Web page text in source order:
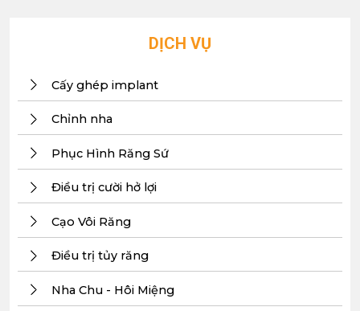
DỊCH VỤ
Cấy ghép implant
Chỉnh nha
Phục Hình Răng Sứ
Điều trị cười hở lợi
Cạo Vôi Răng
Điều trị tủy răng
Nha Chu - Hôi Miệng